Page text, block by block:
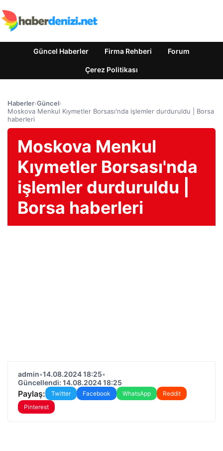
Güncel Haberler Firma Rehberi Forum
Çerez Politikası
Haberler›Güncel›
Moskova Menkul Kıymetler Borsası'nda işlemler durduruldu | Borsa
haberleri
Moskova Menkul
Kıymetler Borsası'nda
işlemler durduruldu |
Borsa haberleri
admin•14.08.2024 18:25•
Güncellendi: 14.08.2024 18:25
Paylaş: Twitter Facebook WhatsApp
Reddit
Pinterest